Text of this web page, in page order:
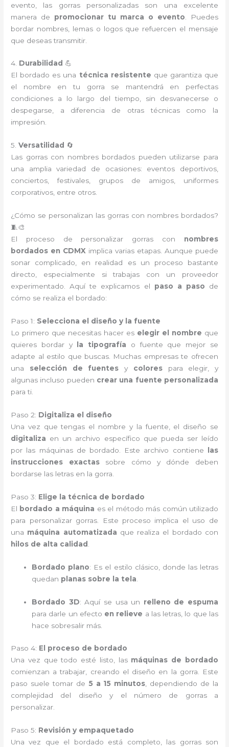
evento, las gorras personalizadas son una excelente
manera de promocionar tu marca o evento . Puedes
bordar nombres, lemas o logos que refuercen el mensaje
que deseas transmitir.
4. Durabilidad 💪
El bordado es una técnica resistente que garantiza que
el nombre en tu gorra se mantendrá en perfectas
condiciones a lo largo del tiempo, sin desvanecerse o
despegarse, a diferencia de otras técnicas como la
impresión.
5.Versatilidad 🔄
Las gorras con nombres bordados pueden utilizarse para
una amplia variedad de ocasiones: eventos deportivos,
conciertos, festivales, grupos de amigos, uniformes
corporativos, entre otros.
¿Cómo se personalizan las gorras con nombres bordados?
🧵🎨
El proceso de personalizar gorras con nombres
bordados en CDMX implica varias etapas. Aunque puede
sonar complicado, en realidad es un proceso bastante
directo, especialmente si trabajas con un proveedor
experimentado. Aquí te explicamos el paso a paso de
cómo se realiza el bordado:
Paso 1: Selecciona el diseño y la fuente
Lo primero que necesitas hacer es elegir el nombre que
quieres bordar y
la tipografía o fuente que mejor se
adapte al estilo que buscas. Muchas empresas te ofrecen
una selección de fuentes y colorespara elegir, y
algunas incluso pueden crear una fuente personalizada
para ti.
Paso 2: Digitaliza el diseño
Una vez que tengas el nombre y la fuente, el diseño se
digitaliza en un archivo específico que pueda ser leído
por las máquinas de bordado. Este archivo contiene
las
instrucciones exactassobre cómo y dónde deben
bordarse las letras en la gorra.
Paso 3: Elige la técnica de bordado
El bordado a máquina es el método más común utilizado
para personalizar gorras. Este proceso implica el uso de
una máquina automatizada que realiza el bordado con
hilos de alta calidad
Bordado plano: Es el estilo clásico, donde las letras
quedan planas sobre la tela
Bordado 3D: Aquí se usa un relleno de espuma
para darle un efecto en relieve a las letras, lo que las
hace sobresalir más.
Paso 4: El proceso de bordado
Una vez que todo esté listo, las máquinas de bordado
comienzan a trabajar, creando el diseño en la gorra. Este
paso suele tomar de 5 a 15 minutos, dependiendo de la
complejidad del diseño y el número de gorras a
personalizar.
Paso 5: Revisión y empaquetado
Una vez que el bordado está completo, las gorras son